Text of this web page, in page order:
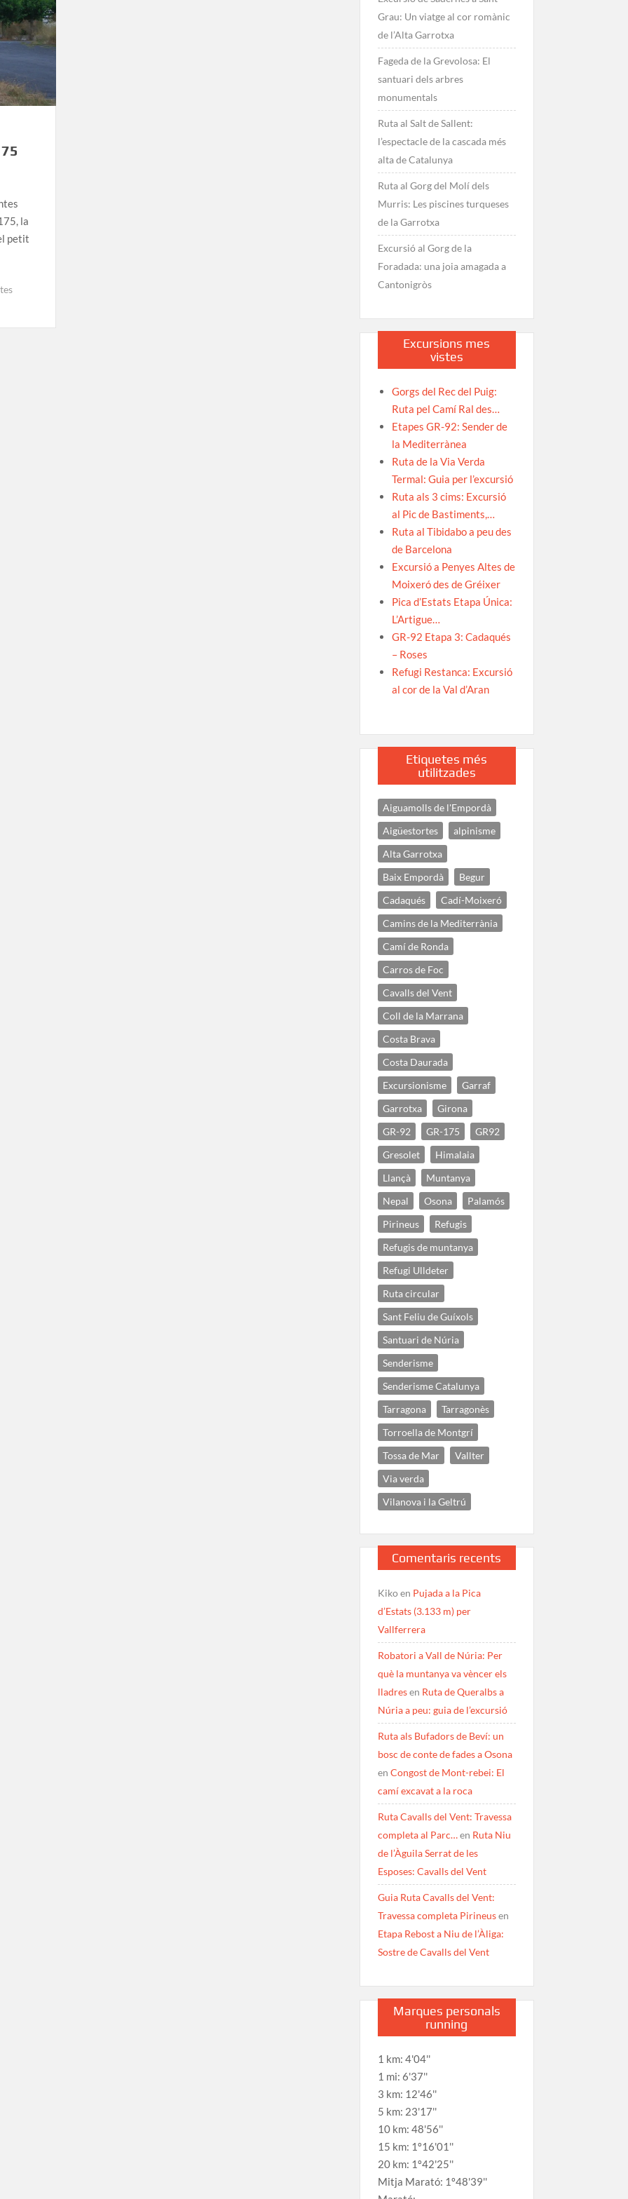
la
petit
Grau: Un viatge al cor romànic
de l’Alta Garrotxa
Fageda de la Grevolosa: El
santuari dels arbres
monumentals
Ruta al Salt de Sallent:
l’espectacle de la cascada més
alta de Catalunya
Ruta al Gorg del Molí dels
Murris: Les piscines turqueses
de la Garrotxa
Excursió al Gorg de la
Foradada: una joia amagada a
Cantonigròs
Excursions mes
vistes
Gorgs del Rec del Puig:
Ruta pel Camí Ral des…
Etapes GR-92: Sender de
la Mediterrànea
Ruta de la Via Verda
Termal: Guia per l’excursió
Ruta als 3 cims: Excursió
al Pic de Bastiments,…
Ruta al Tibidabo a peu des
de Barcelona
Excursió a Penyes Altes de
Moixeró des de Gréixer
Pica d’Estats Etapa Única:
L’Artigue…
GR-92 Etapa 3: Cadaqués
– Roses
Refugi Restanca: Excursió
al cor de la Val d’Aran
Etiquetes més
utilitzades
Aiguamolls de l'Empordà
Aigüestortes
alpinisme
Alta Garrotxa
Baix Empordà
Begur
Cadaqués
Cadí-Moixeró
Camins de la Mediterrània
Camí de Ronda
Carros de Foc
Cavalls del Vent
Coll de la Marrana
Costa Brava
Costa Daurada
Excursionisme
Garraf
Garrotxa
Girona
GR-92
GR-175
GR92
Gresolet
Himalaia
Llançà
Muntanya
Nepal
Osona
Palamós
Pirineus
Refugis
Refugis de muntanya
Refugi Ulldeter
Ruta circular
Sant Feliu de Guíxols
Santuari de Núria
Senderisme
Senderisme Catalunya
Tarragona
Tarragonès
Torroella de Montgrí
Tossa de Mar
Vallter
Via verda
Vilanova i la Geltrú
Comentaris recents
Kikoen Pujada a la Pica
d’Estats (3.133 m) per
Vallferrera
Robatori a Vall de Núria: Per
què la muntanya va vèncer els
lladresen Ruta de Queralbs a
Núria a peu: guia de l’excursió
Ruta als Bufadors de Beví: un
bosc de conte de fades a Osona
en Congost de Mont-rebei: El
camí excavat a la roca
Ruta Cavalls del Vent: Travessa
completa al Parc…en Ruta Niu
de l’Àguila Serrat de les
Esposes: Cavalls del Vent
Guia Ruta Cavalls del Vent:
Travessa completa Pirineusen
Etapa Rebost a Niu de l’Àliga:
Sostre de Cavalls del Vent
Marques personals
running
1 km: 4'04''
1 mi: 6'37''
3 km: 12'46''
5 km: 23'17''
10 km: 48'56''
15 km: 1º16'01''
20 km: 1º42'25''
Mitja Marató: 1º48'39''